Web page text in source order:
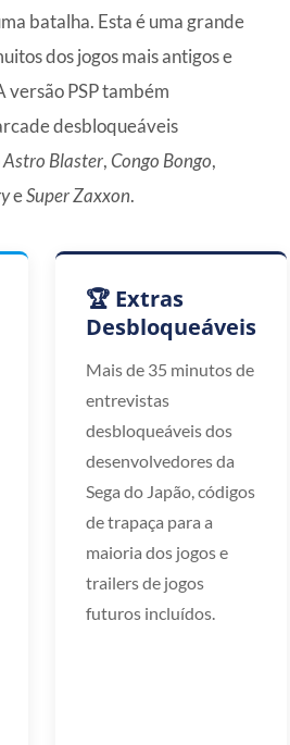
batalha. Esta é uma grande
dos jogos mais antigos e
versão PSP também
desbloqueáveis
Astro Blaster,Congo Bongo,
eSuper Zaxxon.
🏆 Extras
Desbloqueáveis
Mais de 35 minutos de
entrevistas
desbloqueáveis dos
desenvolvedores da
Sega do Japão, códigos
de trapaça para a
maioria dos jogos e
trailers de jogos
futuros incluídos.